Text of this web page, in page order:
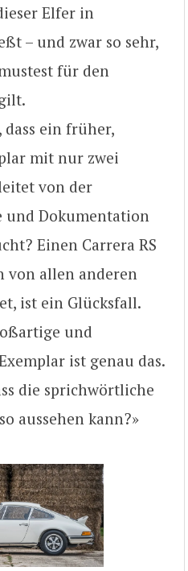
Elfer in
– und zwar so sehr,
für den
ein früher,
mit nur zwei
von der
und Dokumentation
Einen Carrera RS
von allen anderen
ist ein Glücksfall.
und
ist genau das.
die sprichwörtliche
aussehen kann?»